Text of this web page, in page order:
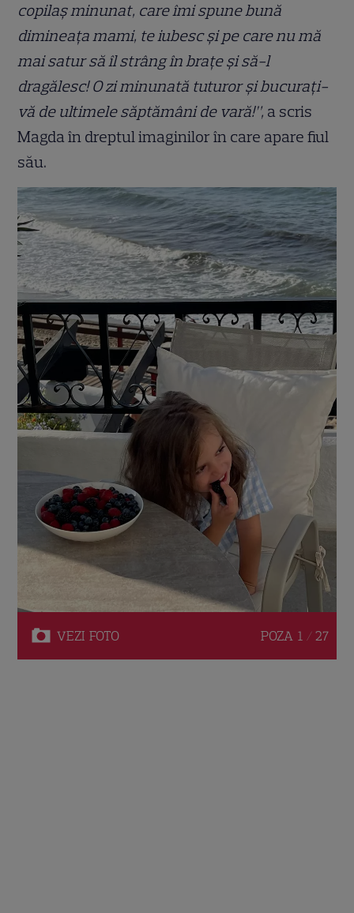
copilaș minunat, care îmi spune bună
dimineața mami, te iubesc și pe care nu mă
mai satur să îl strâng în brațe și să-l
dragălesc! O zi minunată tuturor și bucurați-
vă de ultimele săptămâni de vară!”, a scris
Magda în dreptul imaginilor în care apare fiul
său.
VEZI FOTO POZA 1 / 27